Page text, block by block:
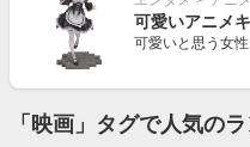
可愛いアニメ
可愛いと思う女
「映画」タグで人気の